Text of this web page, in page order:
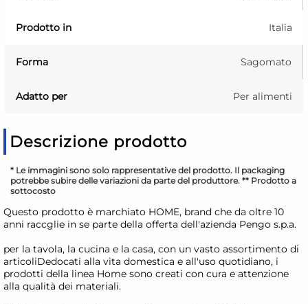
Prodotto in Italia
Forma Sagomato
Adatto per Per alimenti
Descrizione prodotto
* Le immagini sono solo rappresentative del prodotto. Il packaging
potrebbe subire delle variazioni da parte del produttore. ** Prodotto a
sottocosto
Questo prodotto è marchiato HOME, brand che da oltre 10
anni raccglie in se parte della offerta dell'azienda Pengo s.p.a.
per la tavola, la cucina e la casa, con un vasto assortimento di
articoliDedocati alla vita domestica e all'uso quotidiano, i
prodotti della linea Home sono creati con cura e attenzione
alla qualità dei materiali.